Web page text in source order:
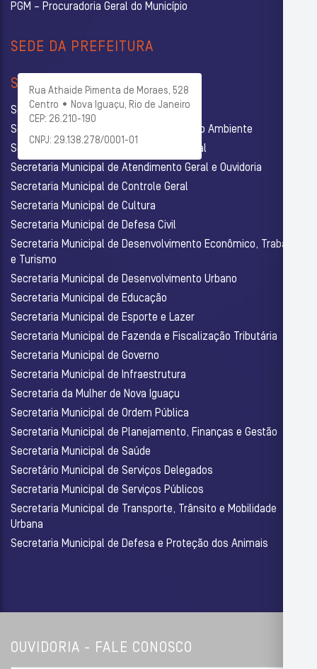
PGM – Procuradoria Geral do Município
SEDE DA PREFEITURA
Rua Athaide Pimenta de Moraes, 528
Centro • Nova Iguaçu, Rio de Janeiro
CEP: 26.210-190
CNPJ: 29.138.278/0001-01
SECRETARIAS
Secretaria Municipal de Administração
Secretaria Municipal de Agricultura e Meio Ambiente
Secretaria Municipal de Assistência Social
Secretaria Municipal de Atendimento Geral e Ouvidoria
Secretaria Municipal de Controle Geral
Secretaria Municipal de Cultura
Secretaria Municipal de Defesa Civil
Secretaria Municipal de Desenvolvimento Econômico, Trabalho
e Turismo
Secretaria Municipal de Desenvolvimento Urbano
Secretaria Municipal de Educação
Secretaria Municipal de Esporte e Lazer
Secretaria Municipal de Fazenda e Fiscalização Tributária
Secretaria Municipal de Governo
Secretaria Municipal de Infraestrutura
Secretaria da Mulher de Nova Iguaçu
Secretaria Municipal de Ordem Pública
Secretaria Municipal de Planejamento, Finanças e Gestão
Secretaria Municipal de Saúde
Secretário Municipal de Serviços Delegados
Secretaria Municipal de Serviços Públicos
Secretaria Municipal de Transporte, Trânsito e Mobilidade
Urbana
Secretaria Municipal de Defesa e Proteção dos Animais
OUVIDORIA - FALE CONOSCO